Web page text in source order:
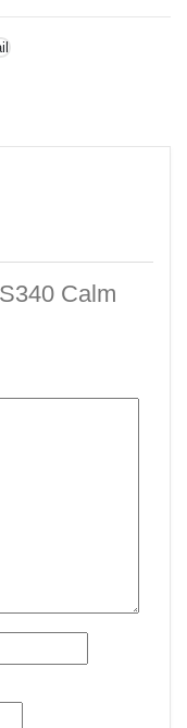
Calm